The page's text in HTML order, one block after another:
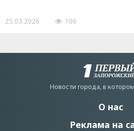
25.03.2026 106
Новости города, в
О нас
Реклама на